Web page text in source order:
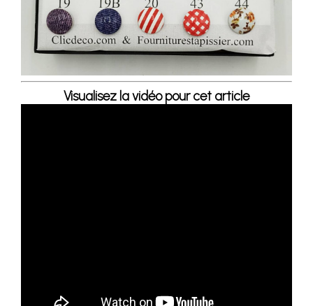
Visualisez la vidéo pour cet article